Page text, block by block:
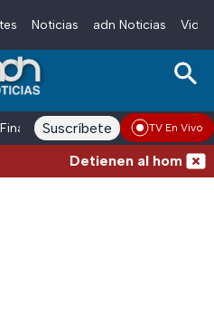
Noticias adn Noticias
Finanzas adn Noticias Radio
Suscríbete TV En Vivo
Detienen al hombre